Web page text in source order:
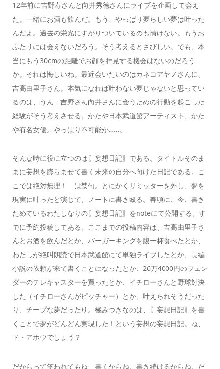
12年前に吉野寿さんと向井秀徳さんにライブを企画して会え
た。一緒にお酒も飲んだ。もう、やっぱり夢らしい夢は叶った
んだよ。過去の栄光にすがりついているのも情けない。もうお
ふたりには会えないだろう。そう考えるとさびしい。でも、本
当にもう30cmの距離でお顔を拝見する機会はないのだろう
か。それは悔しいね。最近会いたいのはカネコアヤノさんに、
吉高由里子さん。本気になれば叶わない夢じゃないと思ってい
るのは、うん、吉野さん向井さんに会うための行動を起こした
経験がそう考えさせる。かたや日本武道館アーティスト、かた
や有名女優。やっぱり不可能か……。
そんな時に役に立つのは〖妄想日記〗である。タイトルそのま
まに妄想を膨らませて書く未来の自分へ向けた日記である。こ
こでは絶対無理！ は禁句。とにかくリミッターを外し、夢を
現実に叶ったと演じて、ノートに書き殴る。春頃に、今、書き
ためているわたしなりの〖妄想日記〗をnoteにて公開する。す
でに予約投稿してある。ここまでの投稿内容は、吉高由里子さ
んとお酒を飲んだとか、バーガーキングを腹一杯食べたとか、
わたしが絶叫朗読で日本武道館にて単独ライブしたとか、長編
小説の依頼が来て書くことになったとか、26万4000円のフェン
ダーのテレキャスターを買ったとか、イチローさんと野球対決
した（イチローさんがピッチャー）とか。叶えられそうだった
り、チープな夢だったり。極みつきなのは、〖妄想日記〗を書
くことで夢がどんどん実現した！という妄想の妄想日記。ね、
ド・アホウでしょう？
だからって笑われてもね、書くからね。書き続けるからね。だ